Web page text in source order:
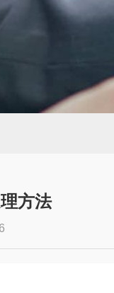
方法